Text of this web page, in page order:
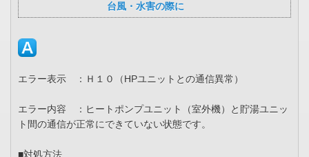
台風・水害の際に
エラー表示 ：Ｈ１０（HPユニットとの通信異常）
エラー内容 ：ヒートポンプユニット（室外機）と貯湯ユニッ
ト間の通信が正常にできていない状態です。
■対処方法